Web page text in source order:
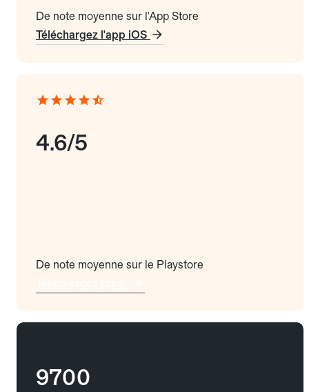
De note moyenne sur l'App Store
Téléchargez l'app iOS
4.6/5
De note moyenne sur le Playstore
9700